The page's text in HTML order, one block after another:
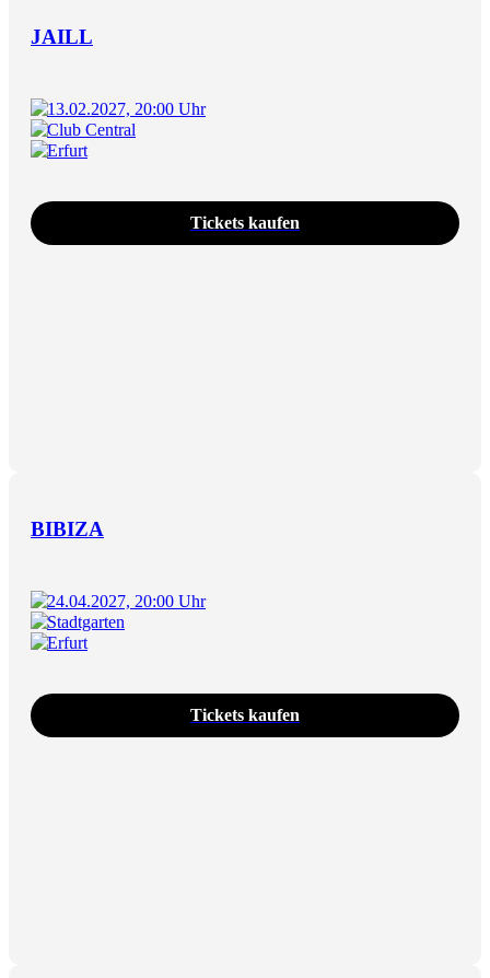
JAILL
13.02.2027, 20:00 Uhr
Club Central
Erfurt
Tickets kaufen
BIBIZA
24.04.2027, 20:00 Uhr
Stadtgarten
Erfurt
Tickets kaufen